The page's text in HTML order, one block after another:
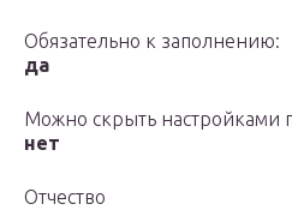
Обязательно к заполнению:
да
Можно скрыть настройками
нет
Отчество